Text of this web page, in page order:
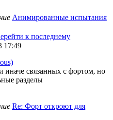
Анимированные испытания
к последнему
17:49
иначе связанных с фортом, но
разделы
Re: Форт откроют для